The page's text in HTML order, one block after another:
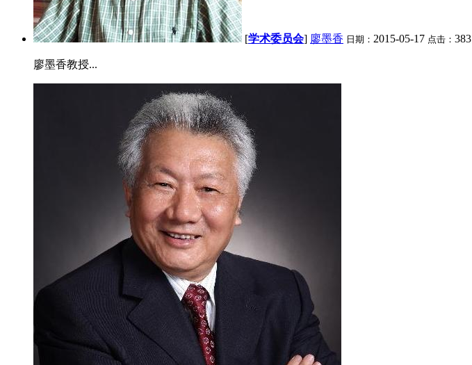
[学术委员会] 廖墨香 日期： 2015-05-17 点击： 383
廖墨香教授...